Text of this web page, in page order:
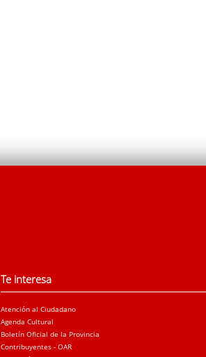
Te interesa
Atención al Ciudadano
Agenda Cultural
Boletín Oficial de la Provincia
Contribuyentes - OAR